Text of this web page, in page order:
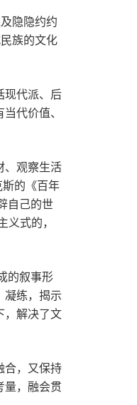
隐隐约约
族的文化
现代派、后
代价值、
、观察生活
的《百年
自己的世
式的，
的叙事形
凝练，揭示
，解决了文
合，又保持
量，融会贯